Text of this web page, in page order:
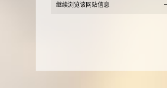
继续浏览该网站信息